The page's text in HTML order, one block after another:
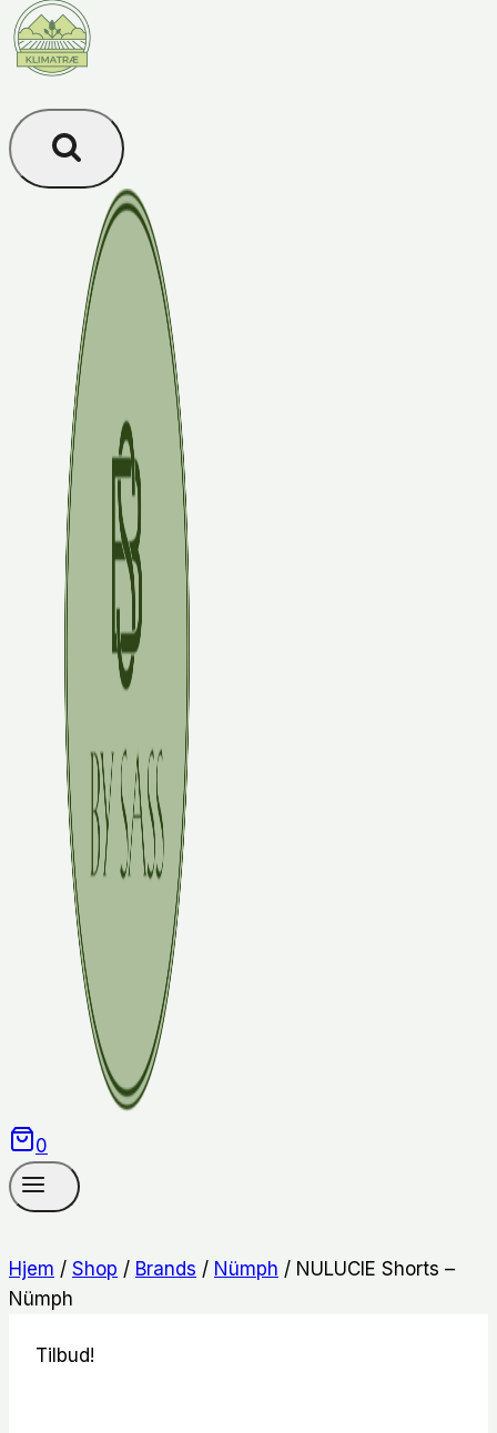
0
Hjem / Shop / Brands / Nümph / NULUCIE Shorts –
Nümph
Tilbud!